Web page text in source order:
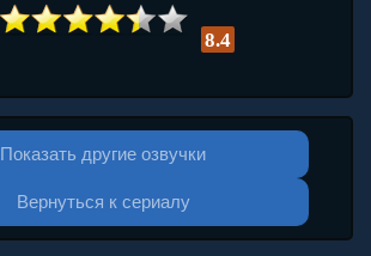
8.4
Показать другие озвучки
Вернуться к сериалу